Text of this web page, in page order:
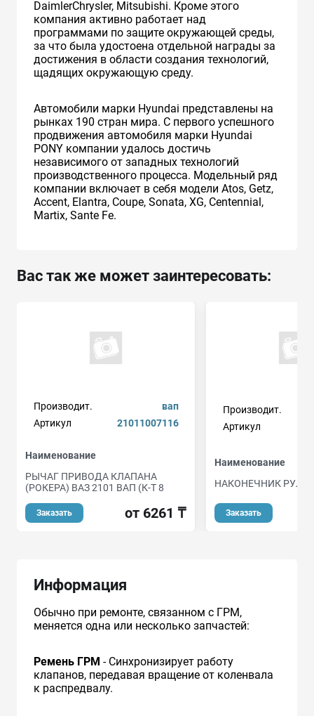
DaimlerChrysler, Mitsubishi. Кроме этого
компания активно работает над
программами по защите окружающей среды,
за что была удостоена отдельной награды за
достижения в области создания технологий,
щадящих окружающую среду.
Автомобили марки Hyundai представлены на
рынках 190 стран мира. C первого успешного
продвижения автомобиля марки Hyundai
PONY компании удалось достичь
независимого от западных технологий
производственного процесса. Модельный ряд
компании включает в себя модели Atos, Getz,
Accent, Elantra, Coupe, Sonata, XG, Centennial,
Martix, Sante Fe.
Вас так же может заинтересовать:
Производит.
вап
Артикул
21011007116
Наименование
РЫЧАГ ПРИВОДА КЛАПАНА
(РОКЕРА) ВАЗ 2101 ВАП (К-Т 8
Заказать от 6261 ₸
Производит.
Артикул
Наименование
НАКОНЕЧНИК
Заказать
Информация
Обычно при ремонте, связанном с ГРМ,
меняется одна или несколько запчастей:
Ремень ГРМ - Синхронизирует работу
клапанов, передавая вращение от коленвала
к распредвалу.